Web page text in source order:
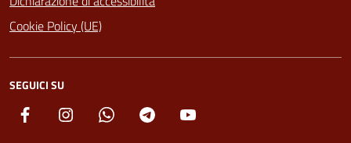
Cookie Policy (UE)
SEGUICI SU
Facebook Instagram Whatsapp Telegram